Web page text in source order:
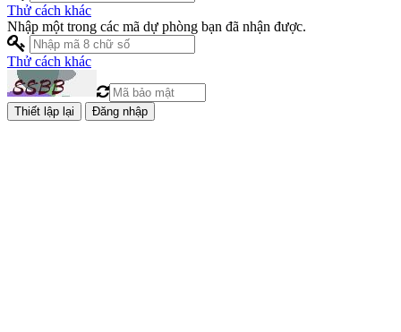
Thử cách khác
Nhập một trong các mã dự phòng bạn đã nhận được.
Thử cách khác
Đăng nhập